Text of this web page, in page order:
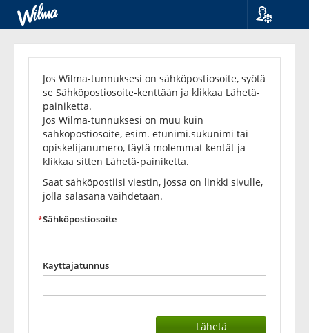
English
Unohditko
salasanasi?
Jos Wilma-tunnuksesi on sähköpostiosoite, syötä
se Sähköpostiosoite-kenttään ja klikkaa Lähetä-
painiketta.
Jos Wilma-tunnuksesi on muu kuin
sähköpostiosoite, esim. etunimi.sukunimi tai
opiskelijanumero, täytä molemmat kentät ja
klikkaa sitten Lähetä-painiketta.
Saat sähköpostiisi viestin, jossa on linkki sivulle,
jolla salasana vaihdetaan.
Sähköpostiosoite
Käyttäjätunnus